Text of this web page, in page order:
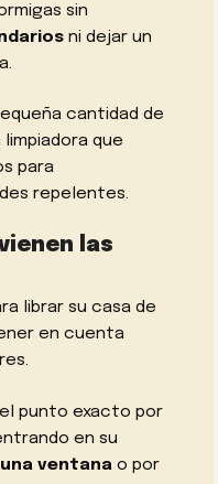
sin
ni dejar un
cantidad de
que
para
repelentes.
las
librar su casa de
en cuenta
punto exacto por
en su
ventana o por